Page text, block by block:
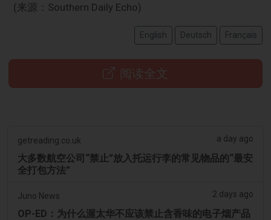
(来源：Southern Daily Echo)
English Deutsch Français
阅读全文
getreading.co.uk a day ago
大多数航空公司“禁止”放入托运行李的常见物品的“最安
全打包方法”
Juno News 2 days ago
OP-ED：为什么渥太华不应该禁止含香味的电子烟产品